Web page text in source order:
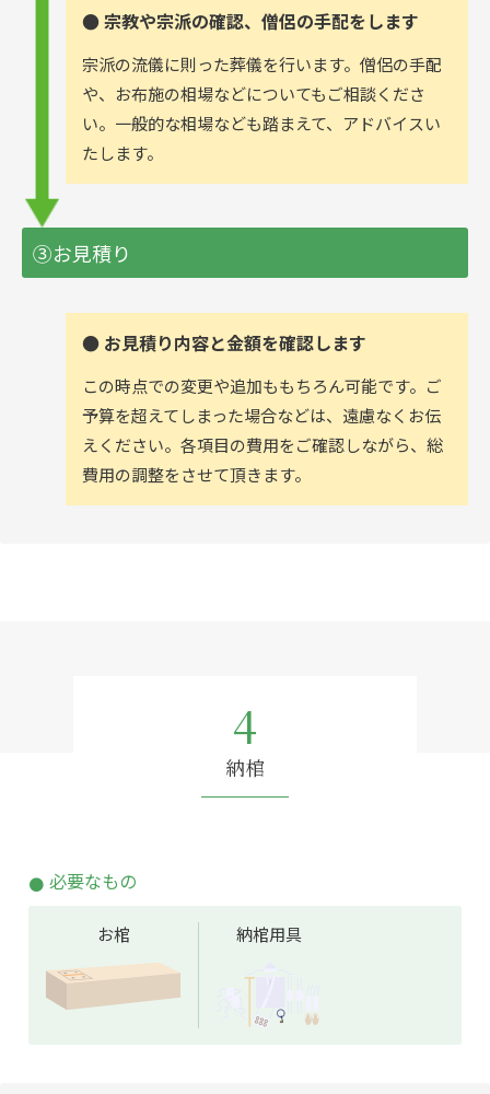
● 宗教や宗派の確認、僧侶の手配をします
宗派の流儀に則った葬儀を行います。僧侶の手配
や、お布施の相場などについてもご相談くださ
い。一般的な相場なども踏まえて、アドバイスい
たします。
③お見積り
● お見積り内容と金額を確認します
この時点での変更や追加ももちろん可能です。ご
予算を超えてしまった場合などは、遠慮なくお伝
えください。各項目の費用をご確認しながら、総
費用の調整をさせて頂きます。
4
納棺
必要なもの
お棺 納棺用具